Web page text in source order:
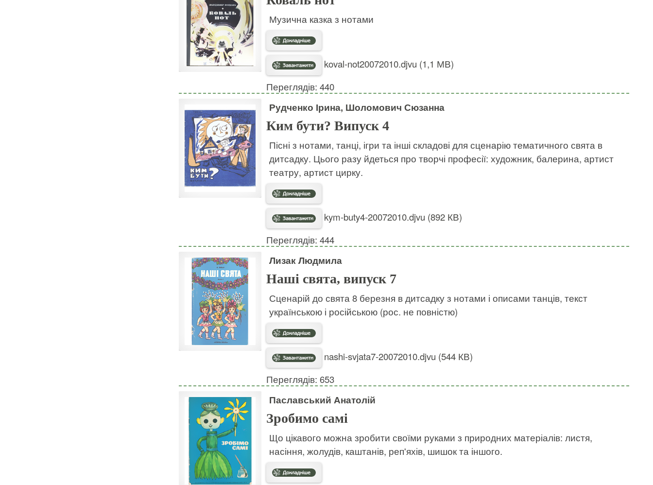
Музична казка з нотами
koval-not20072010.djvu (1,1 МВ)
Переглядів: 440
Рудченко Ірина, Шоломович Сюзанна
Ким бути? Випуск 4
Пісні з нотами, танці, ігри та інші складові для сценарію тематичного свята в
дитсадку. Цього разу йдеться про творчі професії: художник, балерина, артист
театру, артист цирку.
kym-buty4-20072010.djvu (892 КВ)
Переглядів: 444
Лизак Людмила
Наші свята, випуск 7
Сценарій до свята 8 березня в дитсадку з нотами і описами танців, текст
українською і російською (рос. не повністю)
nashi-svjata7-20072010.djvu (544 КВ)
Переглядів: 653
Паславський Анатолій
Зробимо самі
Що цікавого можна зробити своїми руками з природних матеріалів: листя,
насіння, жолудів, каштанів, реп'яхів, шишок та іншого.